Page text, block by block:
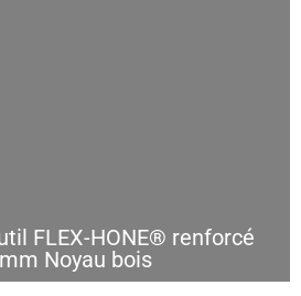
FLEX-HONE® renforcé
Noyau bois